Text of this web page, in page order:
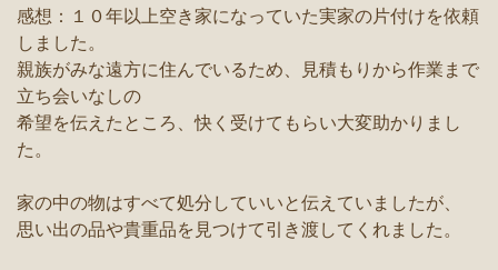
感想：１０年以上空き家になっていた実家の片付けを依頼
しました。
親族がみな遠方に住んでいるため、見積もりから作業まで
立ち会いなしの
希望を伝えたところ、快く受けてもらい大変助かりまし
た。
家の中の物はすべて処分していいと伝えていましたが、
思い出の品や貴重品を見つけて引き渡してくれました。